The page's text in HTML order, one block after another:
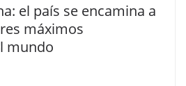
el país se encamina a
máximos
mundo